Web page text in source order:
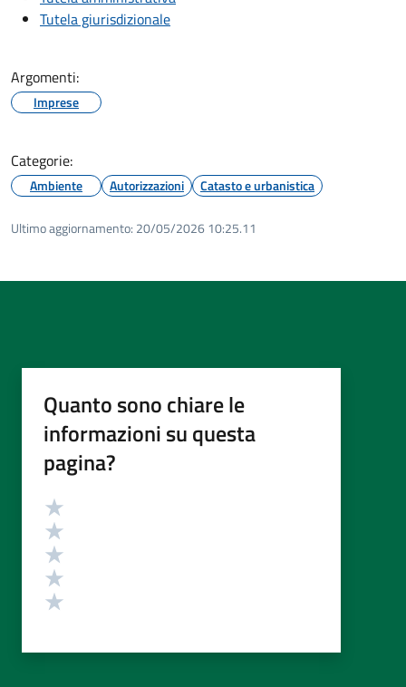
Tutela giurisdizionale
Argomenti:
Imprese
Categorie:
Ambiente Autorizzazioni Catasto e urbanistica
Ultimo aggiornamento: 20/05/2026 10:25.11
Quanto sono chiare le
informazioni su questa
pagina?
Valutazione